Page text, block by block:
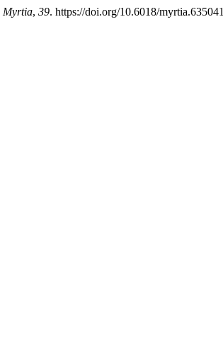
Myrtia, 39. https://doi.org/10.6018/myrtia.635041